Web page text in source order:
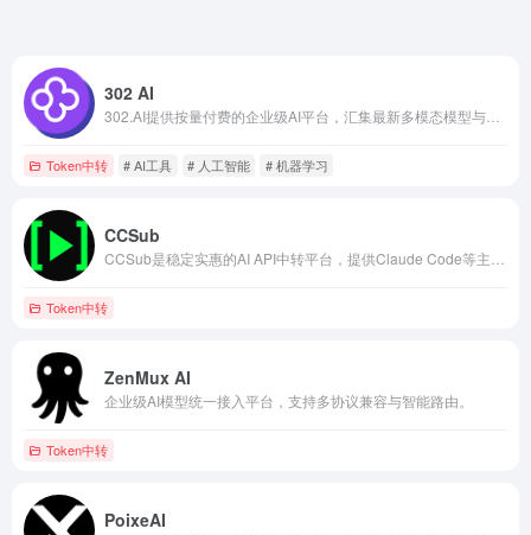
302 AI
Token中转 # AI工具 # 人工智能 # 机器学习
CCSub
Token中转
ZenMux AI
企业级AI模型统一接入平台，支持多协议兼容与智能路由。
Token中转
PoixeAI